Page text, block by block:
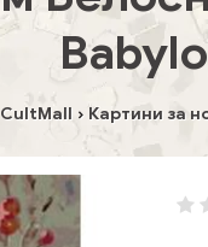
CultMall Картини за